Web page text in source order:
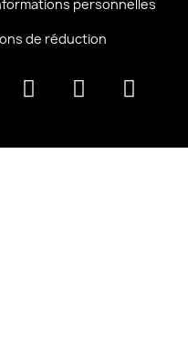
personnelles
de réduction